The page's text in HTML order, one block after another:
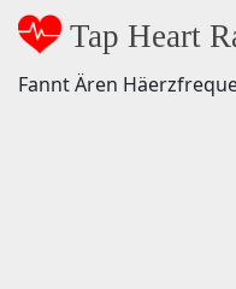
Tap Heart
Fannt Ären